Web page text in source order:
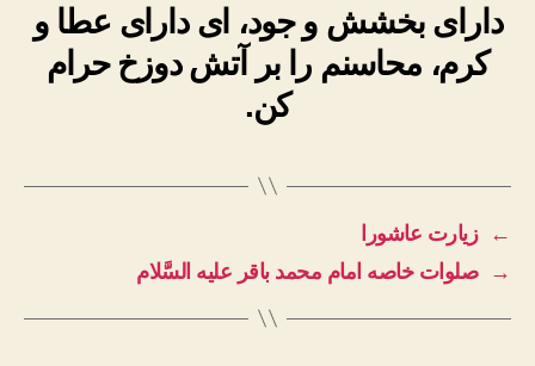
دارای بخشش و جود، ای دارای عطا و
کرم، محاسنم را بر آتش دوزخ حرام
کن.
←
زیارت عاشورا
→
صلوات خاصه امام محمد باقر علیه السَّلام